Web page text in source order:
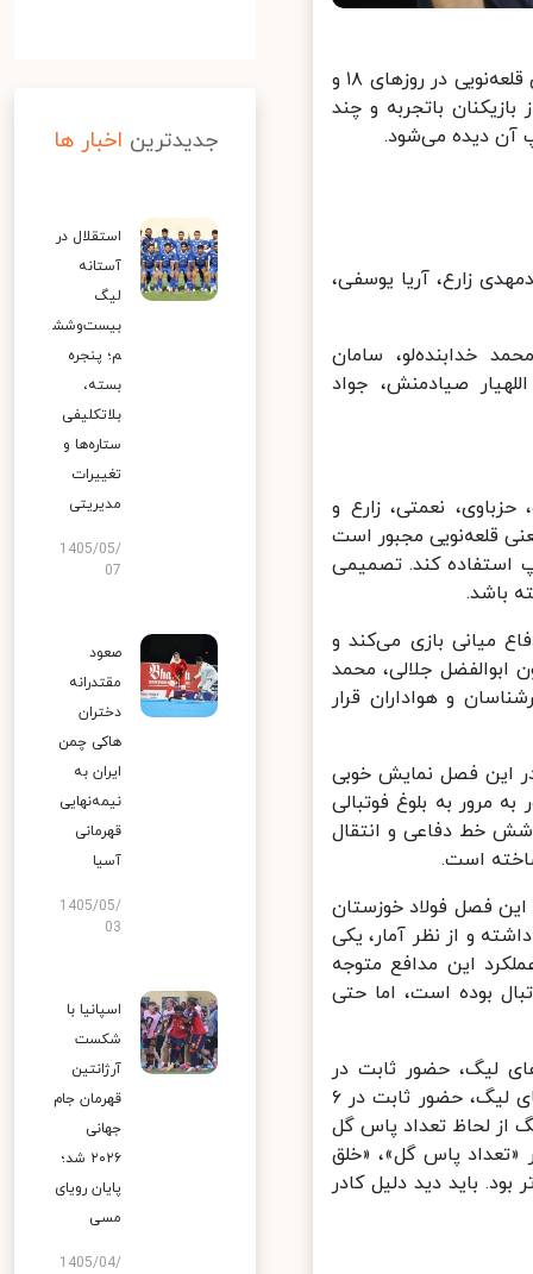
فهرست جدید تیم ملی برای فیفادی مهرماه اعلام شده و قرار است شاگردان قلعه‌نویی در روزهای ۱۸ و
باتجربه و چند
دیده می‌شود.
زارع، آریا یوسفی،
خدابنده‌لو، سامان
صیادمنش، جواد
نعمتی، زارع و
مجبور است
کند. تصمیمی
باشد.
میانی بازی می‌کند و
جلالی، محمد
و هواداران قرار
این فصل نمایش خوبی
به بلوغ فوتبالی
خط دفاعی و انتقال
است.
۲ سال اخیر اصلا به او توجه نشده، مدافع ۲۸ ساله این فصل فولاد خوزستان
و از نظر آمار، یکی
این مدافع متوجه
بوده است، اما حتی
لیگ، حضور ثابت در
بهترین خط دفاعی لیگ فصل قبل، بیشترین خلق موقعیت بین دفاع چپ‌های لیگ، حضور ثابت در ۶
لحاظ تعداد پاس گل
او از نظر «تعداد پاس گل»، «خلق
باید دید دلیل کادر
جدیدترین اخبار ها
استقلال در
آستانه
لیگ
بیست‌وشش
م؛ پنجره
بسته،
بلاتکلیفی
ستاره‌ها و
تغییرات
مدیریتی
1405/05/
07
صعود
مقتدرانه
دختران
هاکی چمن
ایران به
نیمه‌نهایی
قهرمانی
آسیا
1405/05/
03
اسپانیا با
شکست
آرژانتین
قهرمان جام
جهانی
۲۰۲۶ شد؛
پایان رویای
مسی
1405/04/